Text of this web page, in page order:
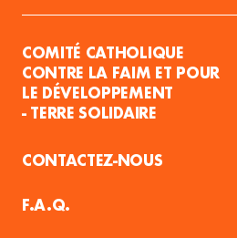
COMITÉ CATHOLIQUE
CONTRE LA FAIM ET POUR
LE DÉVELOPPEMENT
- TERRE SOLIDAIRE
CONTACTEZ-NOUS
F.A.Q.